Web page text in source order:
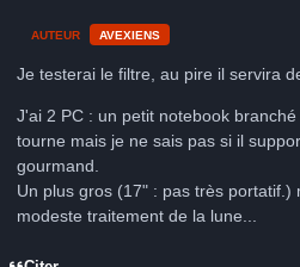
AUTEUR AVEXIENS
Je testerai le filtre, au pire il servira
J'ai 2 PC : un petit notebook
tourne mais je ne sais pas si il
gourmand.
Un plus gros (17" : pas très portatif.)
modeste traitement de la lune...